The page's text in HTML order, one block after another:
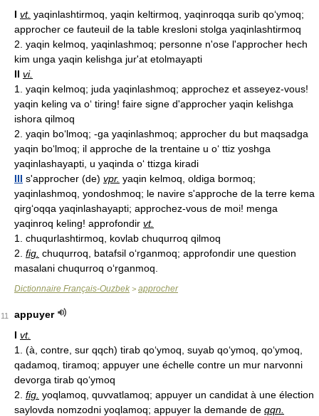
I vt. yaqinlashtirmoq, yaqin keltirmoq, yaqinroqqa surib qo‘ymoq;
approcher ce fauteuil de la table kresloni stolga yaqinlashtirmoq
2. yaqin kelmoq, yaqinlashmoq; personne n'ose l'approcher hech
kim unga yaqin kelishga jur'at etolmayapti
II vi.
1. yaqin kelmoq; juda yaqinlashmoq; approchez et asseyez-vous!
yaqin keling va o‘ tiring! faire signe d'approcher yaqin kelishga
ishora qilmoq
2. yaqin bo‘lmoq; -ga yaqinlashmoq; approcher du but maqsadga
yaqin bo‘lmoq; il approche de la trentaine u o‘ ttiz yoshga
yaqinlashayapti, u yaqinda o‘ ttizga kiradi
III s'approcher (de) vpr. yaqin kelmoq, oldiga bormoq;
yaqinlashmoq, yondoshmoq; le navire s'approche de la terre kema
qirg‘oqqa yaqinlashayapti; approchez-vous de moi! menga
yaqinroq keling! approfondir vt.
1. chuqurlashtirmoq, kovlab chuqurroq qilmoq
2. fig. chuqurroq, batafsil o‘rganmoq; approfondir une question
masalani chuqurroq o‘rganmoq.
Dictionnaire Français-Ouzbek > approcher
11
appuyer
I vt.
1. (à, contre, sur qqch) tirab qo‘ymoq, suyab qo‘ymoq, qo‘ymoq,
qadamoq, tiramoq; appuyer une échelle contre un mur narvonni
devorga tirab qo‘ymoq
2. fig. yoqlamoq, quvvatlamoq; appuyer un candidat à une élection
saylovda nomzodni yoqlamoq; appuyer la demande de qqn.